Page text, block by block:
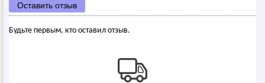
Оставить отзыв
Будьте первым, кто оставил отзыв.